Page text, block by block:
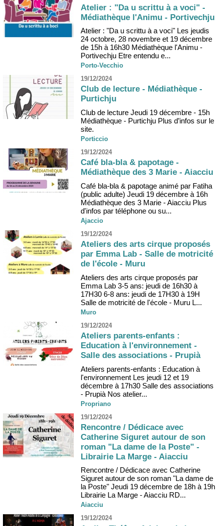
Atelier : "Da u scrittu à a voci" -
Médiathèque l'Animu - Portivechju
Atelier : "Da u scrittu à a voci" Les jeudis
24 octobre, 28 novembre et 19 décembre
de 15h à 16h30 Médiathèque l'Animu -
Portivechju Etre entendu e...
Porto-Vecchio
19/12/2024
Club de lecture - Médiathèque -
Purtichju
Club de lecture Jeudi 19 décembre - 15h
Médiathèque - Purtichju Plus d’infos sur le
site.
Porticcio
19/12/2024
Café bla-bla & papotage -
Médiathèque des 3 Marie - Aiacciu
Café bla-bla & papotage animé par Fatiha
(public adulte) Jeudi 19 décembre à 16h
Médiathèque des 3 Marie - Aiacciu Plus
d'infos par téléphone ou su...
Ajaccio
19/12/2024
Ateliers des arts cirque proposés
par Emma Lab - Salle de motricité
de l'école - Muru
Ateliers des arts cirque proposés par
Emma Lab 3-5 ans: jeudi de 16h30 à
17H30 6-8 ans: jeudi de 17H30 à 19H
Salle de motricité de l'école - Muru L...
Muro
19/12/2024
Ateliers parents-enfants :
Education à l'environnement -
Salle des associations - Prupià
Ateliers parents-enfants : Education à
l'environnement Les jeudi 12 et 19
décembre à 17h30 Salle des associations
- Prupià Nos atelier...
Propriano
19/12/2024
Rencontre / Dédicace avec
Catherine Siguret autour de son
roman "La dame de la Poste" -
Librairie La Marge - Aiacciu
Rencontre / Dédicace avec Catherine
Siguret autour de son roman "La dame de
la Poste" Jeudi 19 décembre de 18h à 19h
Librairie La Marge - Aiacciu RD...
Aiacciu
19/12/2024